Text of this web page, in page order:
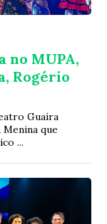
no MUPA,
Rogério
Guaíra
Menina que
...